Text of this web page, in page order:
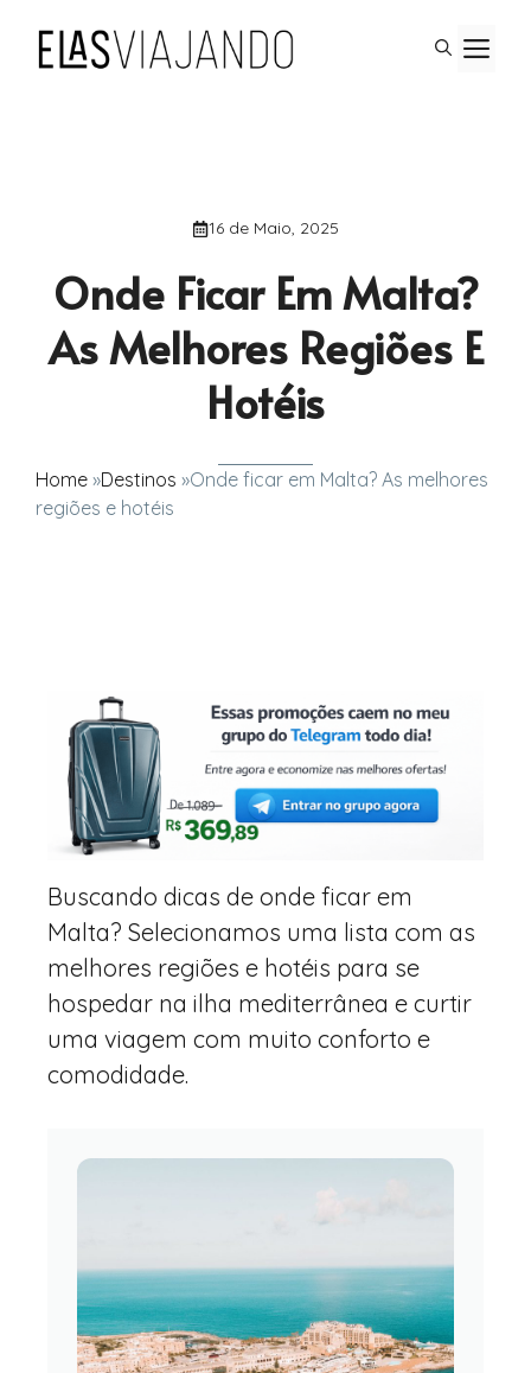
para
16 de Maio, 2025
Onde Ficar Em Malta?
As Melhores Regiões E
Hotéis
Home »Destinos »Onde ficar em Malta? As melhores
regiões e hotéis
Buscando dicas de onde ficar em
Malta? Selecionamos uma lista com as
melhores regiões e hotéis para se
hospedar na ilha mediterrânea e curtir
uma viagem com muito conforto e
comodidade.